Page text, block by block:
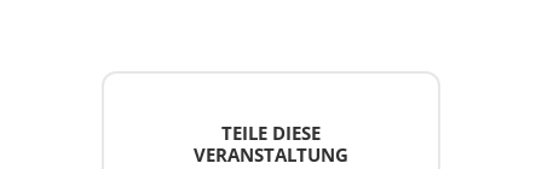
TEILE DIESE
VERANSTALTUNG